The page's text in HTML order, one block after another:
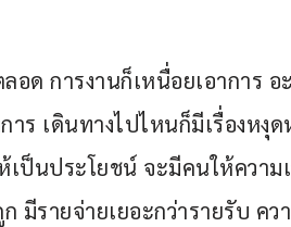
อด การงานก็เหนื่อยเอาการ
ร เดินทางไปไหนก็มีเรื่องหงุด
ป็นประโยชน์ จะมีคนให้ความ
มีรายจ่ายเยอะกว่ารายรับ ค